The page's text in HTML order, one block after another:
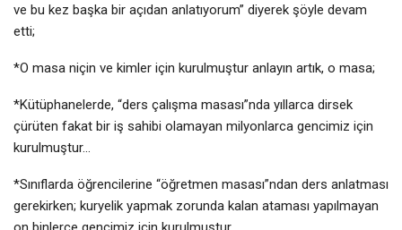
ve bu kez başka bir açıdan anlatıyorum” diyerek şöyle devam
etti;
*O masa niçin ve kimler için kurulmuştur anlayın artık, o masa;
*Kütüphanelerde, “ders çalışma masası”nda yıllarca dirsek
çürüten fakat bir iş sahibi olamayan milyonlarca gencimiz için
kurulmuştur…
*Sınıflarda öğrencilerine “öğretmen masası”ndan ders anlatması
gerekirken; kuryelik yapmak zorunda kalan ataması yapılmayan